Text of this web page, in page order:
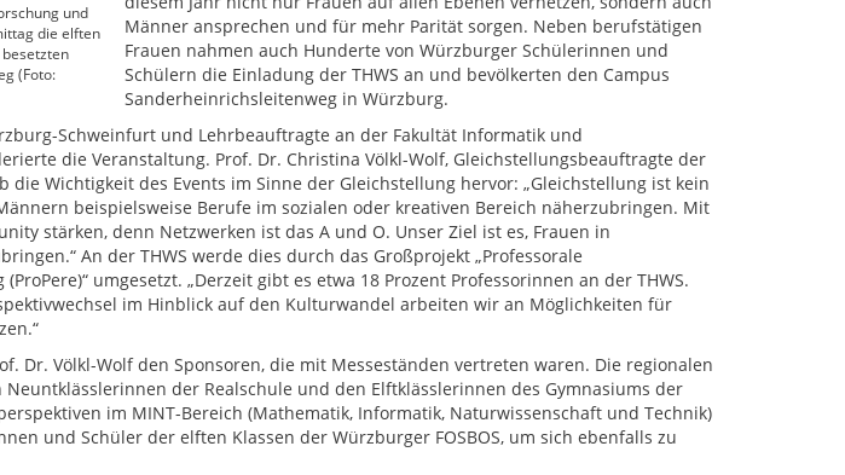
und
die elften
(Foto:
Männer ansprechen und für mehr Parität sorgen. Neben berufstätigen
Frauen nahmen auch Hunderte von Würzburger Schülerinnen und
Schülern die Einladung der THWS an und bevölkerten den Campus
Sanderheinrichsleitenweg in Würzburg.
Schweinfurt und Lehrbeauftragte an der Fakultät Informatik und
die Veranstaltung. Prof. Dr. Christina Völkl-Wolf, Gleichstellungsbeauftragte der
die Wichtigkeit des Events im Sinne der Gleichstellung hervor: „Gleichstellung ist kein
beispielsweise Berufe im sozialen oder kreativen Bereich näherzubringen. Mit
stärken, denn Netzwerken ist das A und O. Unser Ziel ist es, Frauen in
An der THWS werde dies durch das Großprojekt „Professorale
umgesetzt. „Derzeit gibt es etwa 18 Prozent Professorinnen an der THWS.
im Hinblick auf den Kulturwandel arbeiten wir an Möglichkeiten für
Dr. Völkl-Wolf den Sponsoren, die mit Messeständen vertreten waren. Die regionalen
der Realschule und den Elftklässlerinnen des Gymnasiums der
im MINT-Bereich (Mathematik, Informatik, Naturwissenschaft und Technik)
und Schüler der elften Klassen der Würzburger FOSBOS, um sich ebenfalls zu